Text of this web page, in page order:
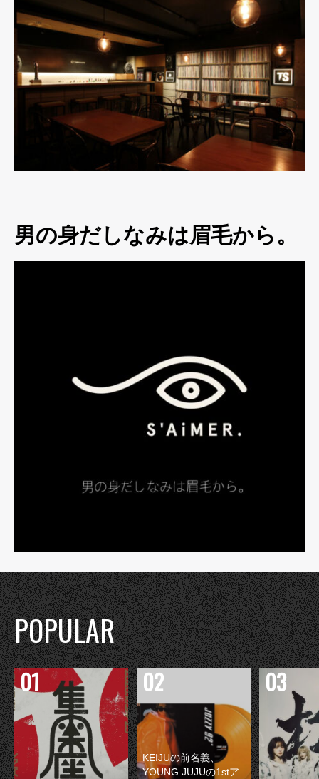
男の身だしなみは眉毛から。
POPULAR
KEIJUの前名義、
YOUNG JUJUの1stア